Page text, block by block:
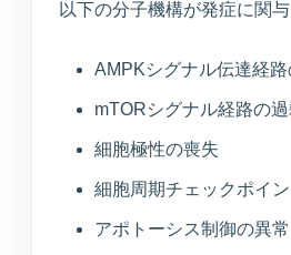
以下の分子機構が発症に関与
AMPKシグナル伝達経路
mTORシグナル経路の
細胞極性の喪失
細胞周期チェックポイ
アポトーシス制御の異常